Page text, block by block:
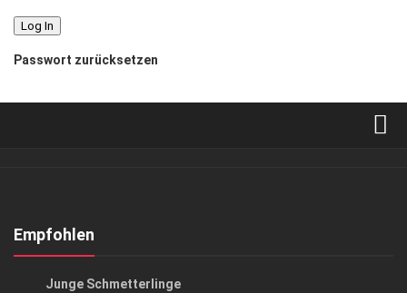
Passwort zurücksetzen
Kontakt, Impressum
Empfohlen
Junge Schmetterlinge